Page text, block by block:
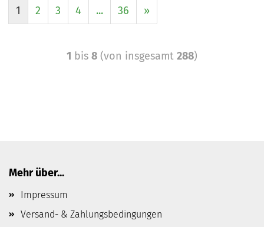
1 2 3 4 ... 36 »
1 bis 8 (von insgesamt 288)
Mehr über...
Impressum
Versand- & Zahlungsbedingungen